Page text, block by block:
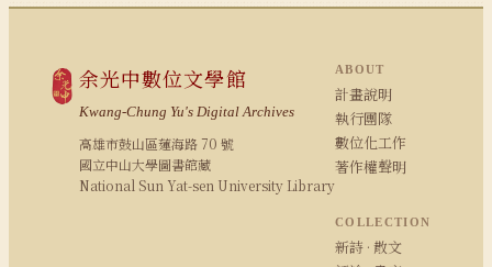
余光中數位文學館
Kwang-Chung Yu's Digital Archives
高雄市鼓山區蓮海路 70 號
國立中山大學圖書館藏
National Sun Yat-sen University Library
ABOUT
計畫說明
執行團隊
數位化工作
著作權聲明
COLLECTION
新詩 · 散文